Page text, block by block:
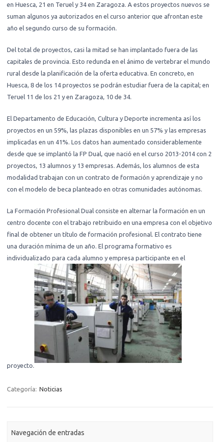
en Huesca, 21 en Teruel y 34 en Zaragoza. A estos proyectos nuevos se
suman algunos ya autorizados en el curso anterior que afrontan este
año el segundo curso de su formación.
Del total de proyectos, casi la mitad se han implantado fuera de las
capitales de provincia. Esto redunda en el ánimo de vertebrar el mundo
rural desde la planificación de la oferta educativa. En concreto, en
Huesca, 8 de los 14 proyectos se podrán estudiar fuera de la capital; en
Teruel 11 de los 21 y en Zaragoza, 10 de 34.
El Departamento de Educación, Cultura y Deporte incrementa así los
proyectos en un 59%, las plazas disponibles en un 57% y las empresas
implicadas en un 41%. Los datos han aumentado considerablemente
desde que se implantó la FP Dual, que nació en el curso 2013-2014 con 2
proyectos, 13 alumnos y 13 empresas. Además, los alumnos de esta
modalidad trabajan con un contrato de formación y aprendizaje y no
con el modelo de beca planteado en otras comunidades autónomas.
La Formación Profesional Dual consiste en alternar la formación en un
centro docente con el trabajo retribuido en una empresa con el objetivo
final de obtener un título de formación profesional. El contrato tiene
una duración mínima de un año. El programa formativo es
individualizado para cada alumno y empresa participante en el
proyecto.
Categoría: Noticias
Navegación de entradas